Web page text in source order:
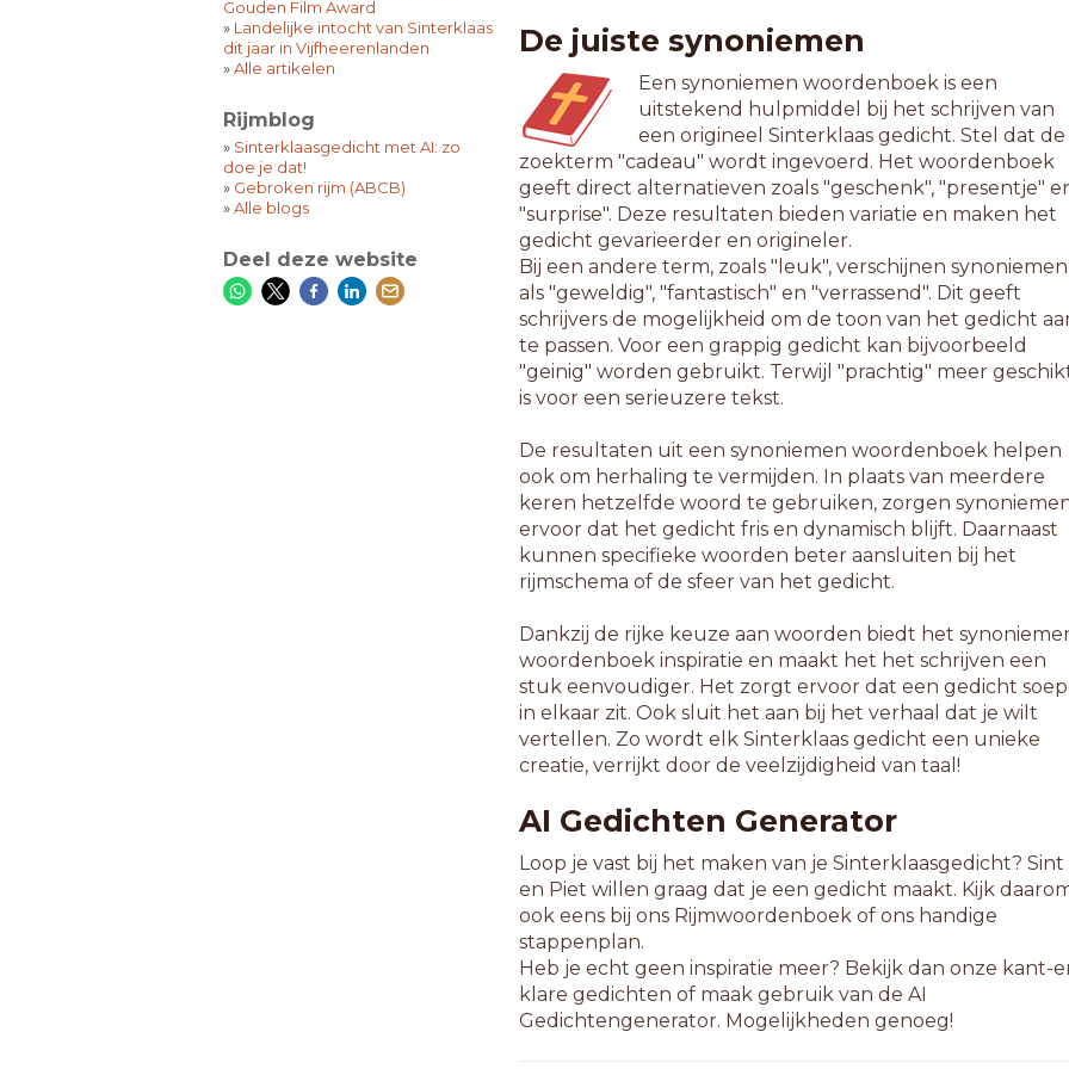
Gouden Film Award
» Landelijke intocht van Sinterklaas
dit jaar in Vijfheerenlanden
»Alle artikelen
Rijmblog
» Sinterklaasgedicht met AI: zo
doe je dat!
» Gebroken rijm (ABCB)
»Alle blogs
Deel deze website
De juiste synoniemen
Een synoniemen woordenboek is een
uitstekend hulpmiddel bij het schrijven van
een origineel Sinterklaas gedicht. Stel dat de
zoekterm "cadeau" wordt ingevoerd. Het woordenboek
geeft direct alternatieven zoals "geschenk", "presentje"
"surprise". Deze resultaten bieden variatie en maken het
gedicht gevarieerder en origineler.
Bij een andere term, zoals "leuk", verschijnen synoniemen
als "geweldig", "fantastisch" en "verrassend". Dit geeft
schrijvers de mogelijkheid om de toon van het gedicht
te passen. Voor een grappig gedicht kan bijvoorbeeld
"geinig" worden gebruikt. Terwijl "prachtig" meer
is voor een serieuzere tekst.
De resultaten uit een synoniemen woordenboek helpen
ook om herhaling te vermijden. In plaats van meerdere
keren hetzelfde woord te gebruiken, zorgen
ervoor dat het gedicht fris en dynamisch blijft. Daarnaast
kunnen specifieke woorden beter aansluiten bij het
rijmschema of de sfeer van het gedicht.
Dankzij de rijke keuze aan woorden biedt het
woordenboek inspiratie en maakt het het schrijven een
stuk eenvoudiger. Het zorgt ervoor dat een gedicht
in elkaar zit. Ook sluit het aan bij het verhaal dat je wilt
vertellen. Zo wordt elk Sinterklaas gedicht een unieke
creatie, verrijkt door de veelzijdigheid van taal!
AI Gedichten Generator
Loop je vast bij het maken van je Sinterklaasgedicht? Sint
en Piet willen graag dat je een gedicht maakt. Kijk
ook eens bij ons Rijmwoordenboek of ons handige
stappenplan.
Heb je echt geen inspiratie meer? Bekijk dan onze kant-
klare gedichten of maak gebruik van de AI
Gedichtengenerator. Mogelijkheden genoeg!